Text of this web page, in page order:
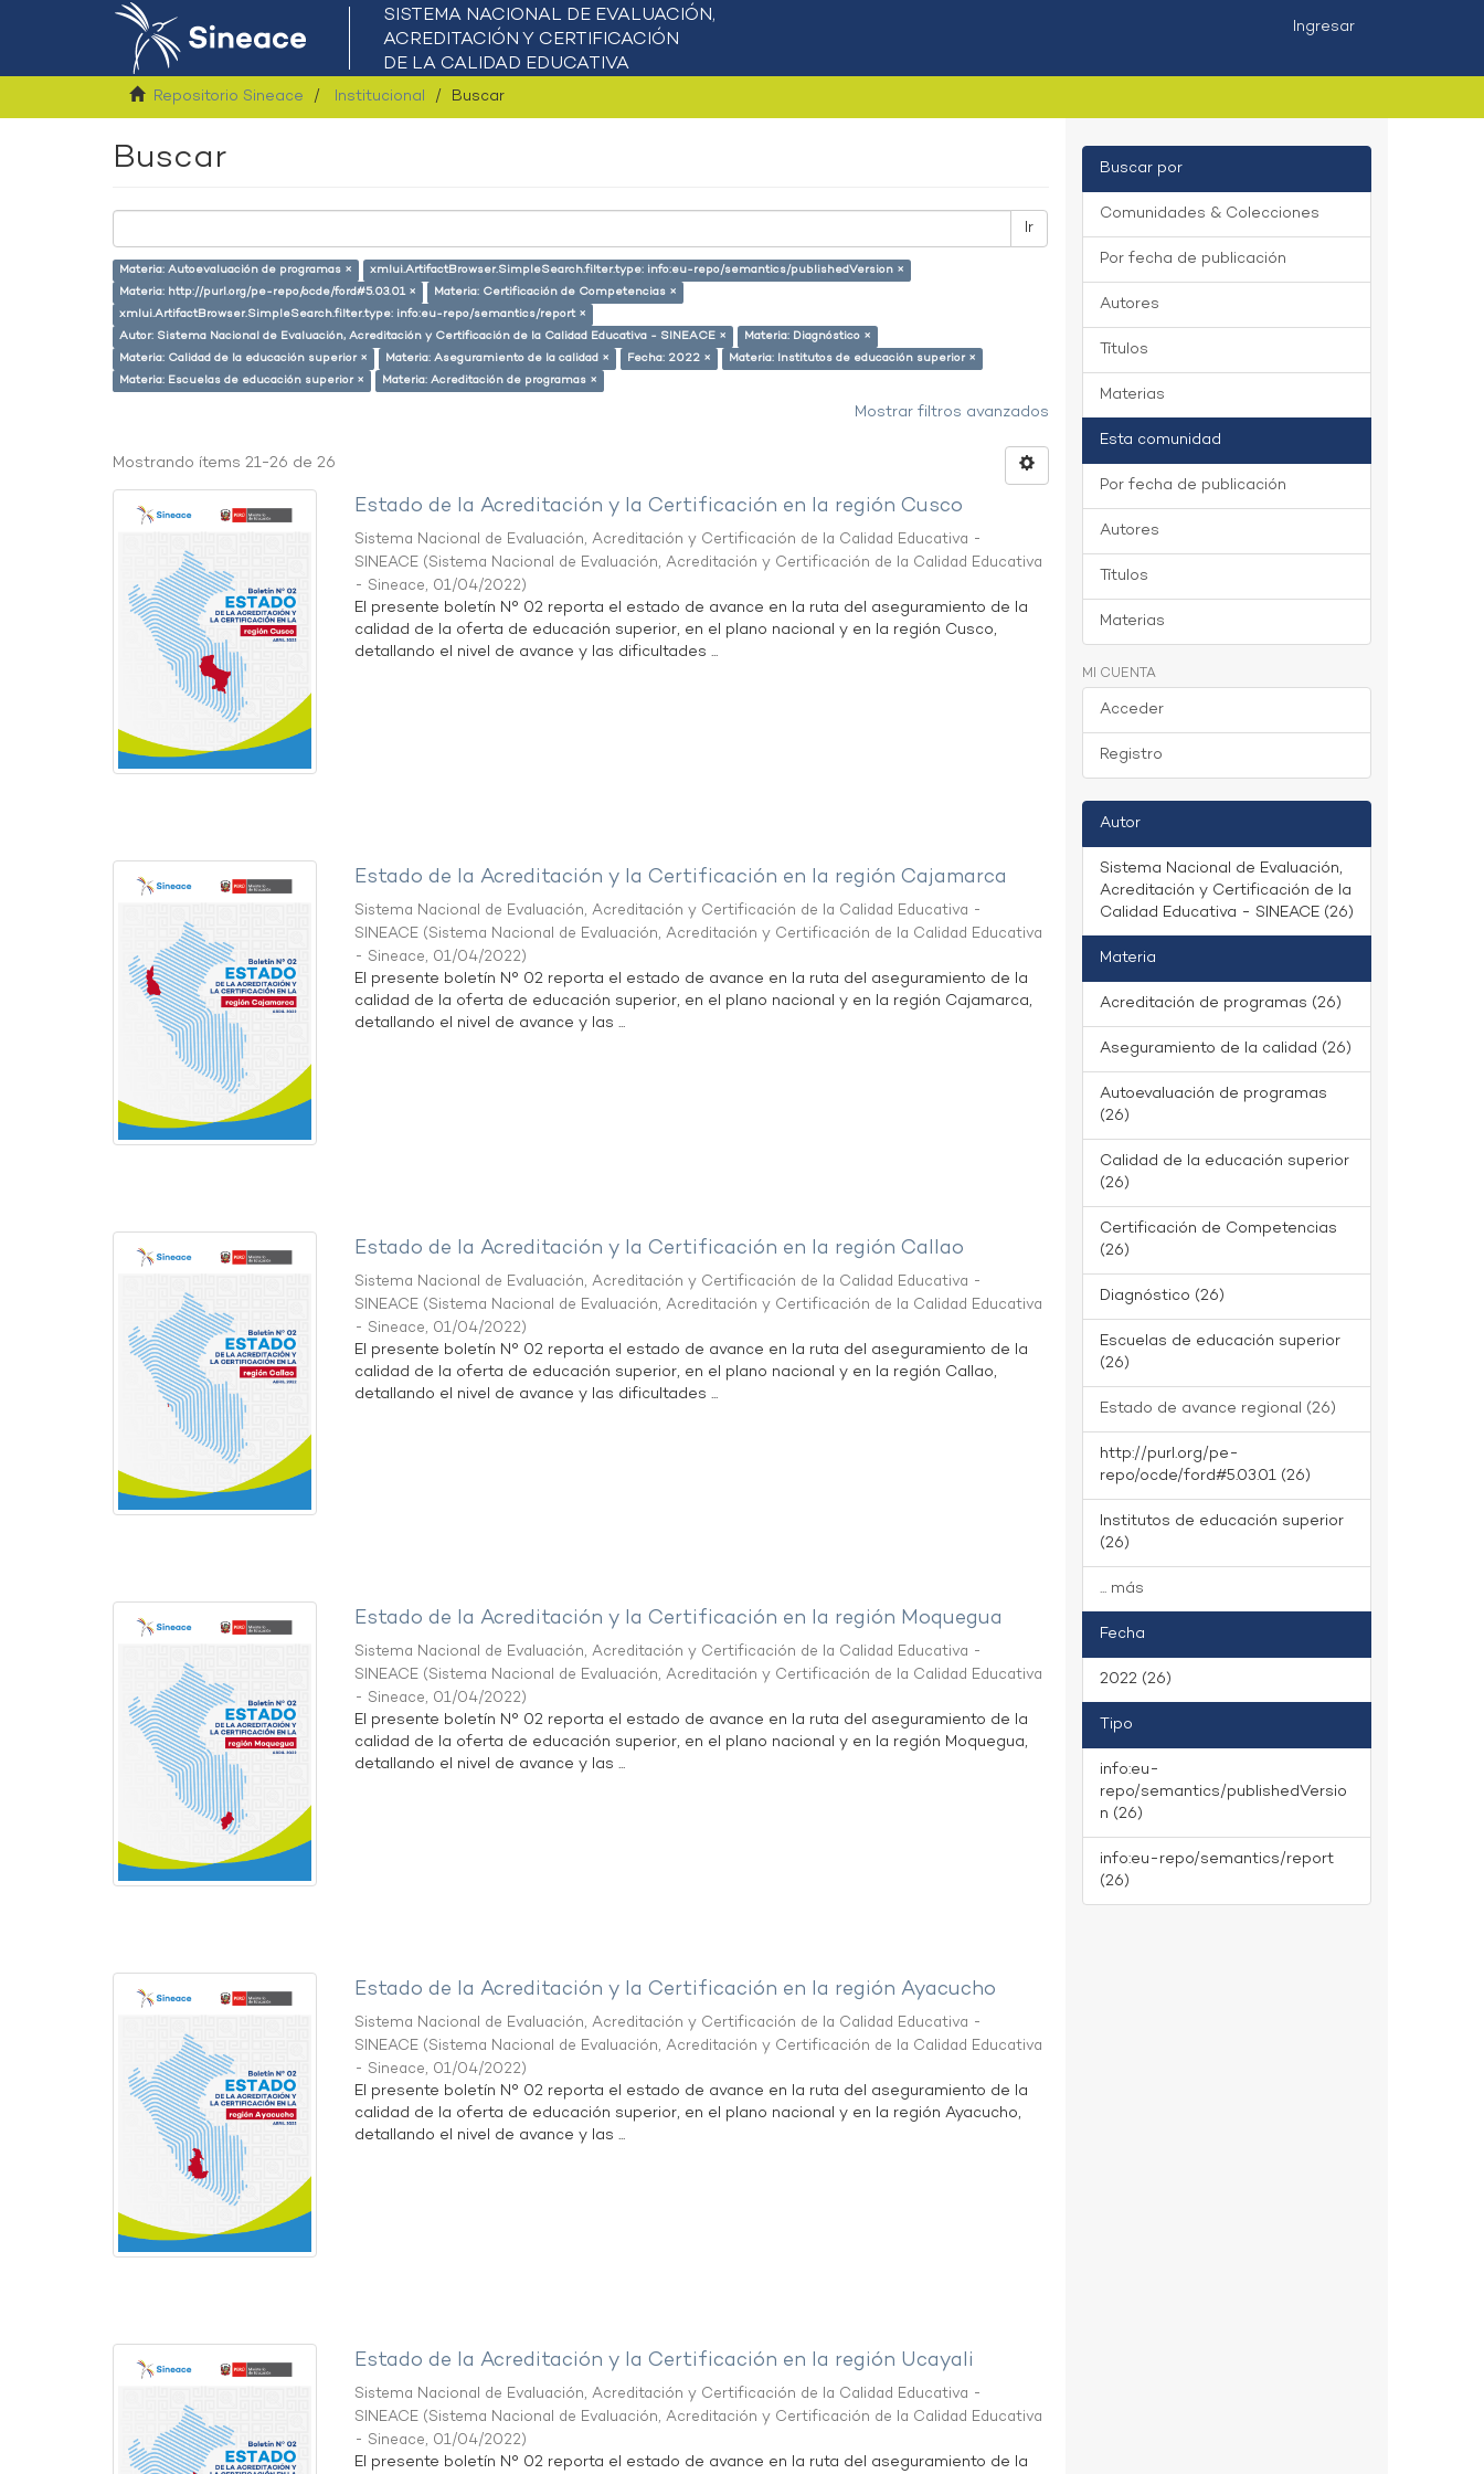
Ingresar
Repositorio Sineace Institucional Buscar
Buscar
Ir
Materia: Autoevaluación de programas ×
xmlui.ArtifactBrowser.SimpleSearch.filter.type: info:eu-repo/semantics/publishedVersion ×
Materia: http://purl.org/pe-repo/ocde/ford#5.03.01 ×
Materia: Certificación de Competencias ×
xmlui.ArtifactBrowser.SimpleSearch.filter.type: info:eu-repo/semantics/report ×
Autor: Sistema Nacional de Evaluación, Acreditación y Certificación de la Calidad Educativa - SINEACE ×
Materia: Diagnóstico ×
Materia: Calidad de la educación superior ×
Materia: Aseguramiento de la calidad × Fecha: 2022 ×
Materia: Institutos de educación superior ×
Materia: Escuelas de educación superior ×
Materia: Acreditación de programas ×
Mostrar filtros avanzados
Mostrando ítems 21-26 de 26
Estado de la Acreditación y la Certificación en la región Cusco
Sistema Nacional de Evaluación, Acreditación y Certificación de la Calidad Educativa -
SINEACE (Sistema Nacional de Evaluación, Acreditación y Certificación de la Calidad Educativa
- Sineace, 01/04/2022)
El presente boletín N° 02 reporta el estado de avance en la ruta del aseguramiento de la
calidad de la oferta de educación superior, en el plano nacional y en la región Cusco,
detallando el nivel de avance y las dificultades ...
Estado de la Acreditación y la Certificación en la región Cajamarca
Sistema Nacional de Evaluación, Acreditación y Certificación de la Calidad Educativa -
SINEACE (Sistema Nacional de Evaluación, Acreditación y Certificación de la Calidad Educativa
- Sineace, 01/04/2022)
El presente boletín N° 02 reporta el estado de avance en la ruta del aseguramiento de la
calidad de la oferta de educación superior, en el plano nacional y en la región Cajamarca,
detallando el nivel de avance y las ...
Estado de la Acreditación y la Certificación en la región Callao
Sistema Nacional de Evaluación, Acreditación y Certificación de la Calidad Educativa -
SINEACE (Sistema Nacional de Evaluación, Acreditación y Certificación de la Calidad Educativa
- Sineace, 01/04/2022)
El presente boletín N° 02 reporta el estado de avance en la ruta del aseguramiento de la
calidad de la oferta de educación superior, en el plano nacional y en la región Callao,
detallando el nivel de avance y las dificultades ...
Estado de la Acreditación y la Certificación en la región Moquegua
Sistema Nacional de Evaluación, Acreditación y Certificación de la Calidad Educativa -
SINEACE (Sistema Nacional de Evaluación, Acreditación y Certificación de la Calidad Educativa
- Sineace, 01/04/2022)
El presente boletín N° 02 reporta el estado de avance en la ruta del aseguramiento de la
calidad de la oferta de educación superior, en el plano nacional y en la región Moquegua,
detallando el nivel de avance y las ...
Estado de la Acreditación y la Certificación en la región Ayacucho
Sistema Nacional de Evaluación, Acreditación y Certificación de la Calidad Educativa -
SINEACE (Sistema Nacional de Evaluación, Acreditación y Certificación de la Calidad Educativa
- Sineace, 01/04/2022)
El presente boletín N° 02 reporta el estado de avance en la ruta del aseguramiento de la
calidad de la oferta de educación superior, en el plano nacional y en la región Ayacucho,
detallando el nivel de avance y las ...
Estado de la Acreditación y la Certificación en la región Ucayali
Sistema Nacional de Evaluación, Acreditación y Certificación de la Calidad Educativa -
SINEACE (Sistema Nacional de Evaluación, Acreditación y Certificación de la Calidad Educativa
- Sineace, 01/04/2022)
El presente boletín N° 02 reporta el estado de avance en la ruta del aseguramiento de la
Buscar por
Comunidades & Colecciones
Por fecha de publicación
Autores
Títulos
Materias
Esta comunidad
Por fecha de publicación
Autores
Títulos
Materias
MI CUENTA
Acceder
Registro
Autor
Sistema Nacional de Evaluación,
Acreditación y Certificación de la
Calidad Educativa - SINEACE (26)
Materia
Acreditación de programas (26)
Aseguramiento de la calidad (26)
Autoevaluación de programas
(26)
Calidad de la educación superior
(26)
Certificación de Competencias
(26)
Diagnóstico (26)
Escuelas de educación superior
(26)
Estado de avance regional (26)
http://purl.org/pe-
repo/ocde/ford#5.03.01 (26)
Institutos de educación superior
(26)
... más
Fecha
2022 (26)
Tipo
info:eu-
repo/semantics/publishedVersio
n (26)
info:eu-repo/semantics/report
(26)